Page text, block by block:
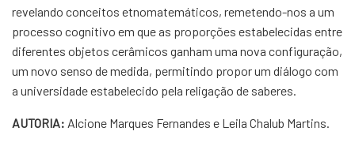
revelando conceitos etnomatemáticos, remetendo-nos a um
processo cognitivo em que as proporções estabelecidas entre
diferentes objetos cerâmicos ganham uma nova configuração,
um novo senso de medida, permitindo propor um diálogo com
a universidade estabelecido pela religação de saberes.
AUTORIA: Alcione Marques Fernandes e Leila Chalub Martins.